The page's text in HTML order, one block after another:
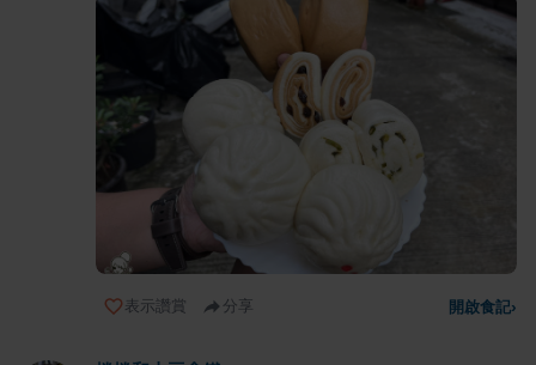
表示讚賞 分享 開啟食記›